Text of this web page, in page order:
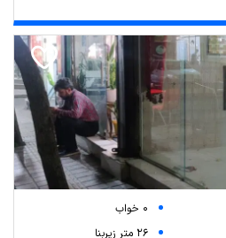
0 خواب
26 متر زیربنا